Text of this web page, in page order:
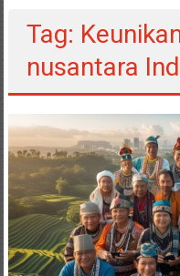
Tag:
nusantara